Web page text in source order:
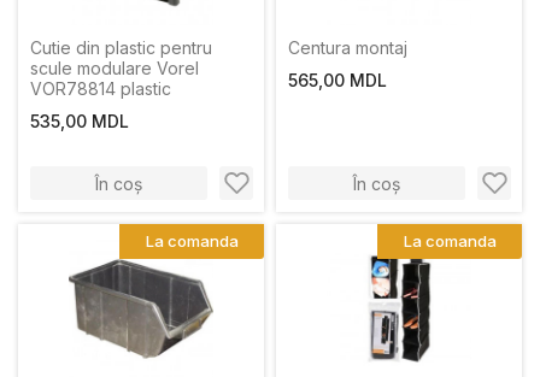
Cutie din plastic pentru
scule modulare Vorel
VOR78814 plastic
535,00 MDL
În coș
Centura montaj
565,00 MDL
În coș
La comanda La comanda